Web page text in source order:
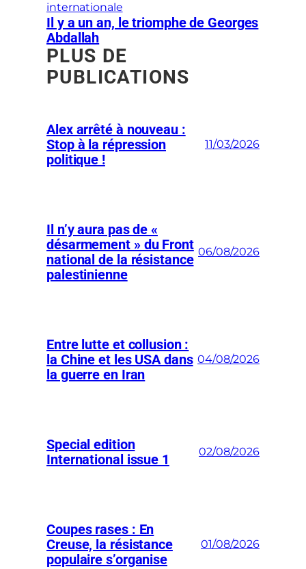
internationale
Il y a un an, le triomphe de Georges
Abdallah
PLUS DE
PUBLICATIONS
Alex arrêté à nouveau :
Stop à la répression
politique !
11/03/2026
Il n’y aura pas de «
désarmement » du Front
national de la résistance
palestinienne
06/08/2026
Entre lutte et collusion :
la Chine et les USA dans
la guerre en Iran
04/08/2026
Special edition
International issue 1
02/08/2026
Coupes rases : En
Creuse, la résistance
populaire s’organise
01/08/2026